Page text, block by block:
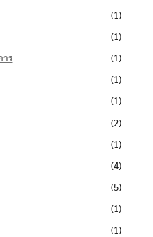
(1)
(1)
ร
(1)
(1)
(1)
(2)
(1)
(4)
(5)
(1)
(1)